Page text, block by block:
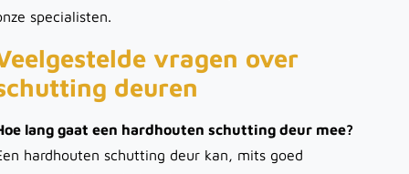
specialisten.
vragen over
deuren
lang gaat een hardhouten schutting deur mee?
hardhouten schutting deur kan, mits goed